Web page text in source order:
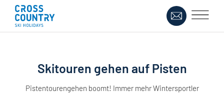
Skitouren gehen auf Pisten
Pistentourengehen boomt! Immer mehr Wintersportler